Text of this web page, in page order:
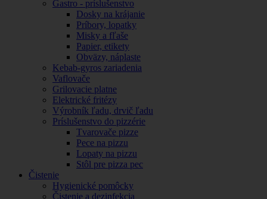
Gastro - príslušenstvo
Dosky na krájanie
Príbory, lopatky
Misky a fľaše
Papier, etikety
Obväzy, náplaste
Kebab-gyros zariadenia
Vaflovače
Grilovacie platne
Elektrické fritézy
Výrobník ľadu, drvič ľadu
Príslušenstvo do pizzérie
Tvarovače pizze
Pece na pizzu
Lopaty na pizzu
Stôl pre pizza pec
Čistenie
Hygienické pomôcky
Čistenie a dezinfekcia